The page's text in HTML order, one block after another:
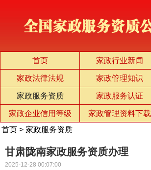
首页 家政行业新闻
家政法律法规 家政管理知识
家政服务资质 家政服务认证
家政企业信用等级 家政管理资料下载
首页 > 家政服务资质
甘肃陇南家政服务资质办理
2025-12-28 00:07:00